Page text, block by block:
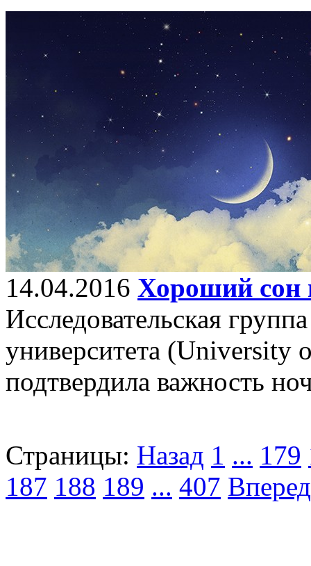
14.04.2016 Хороший сон
Исследовательская
университета (University
подтвердила важность
Страницы: Назад 1 ... 179
187 188 189 ... 407 Вперед